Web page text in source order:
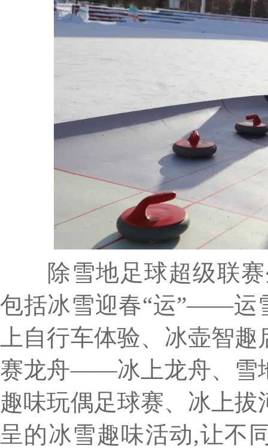
除雪地足球超级联赛
包括冰雪迎春“运”——运
上自行车体验、冰壶智
赛龙舟——冰上龙舟、雪
趣味玩偶足球赛、冰上
呈的冰雪趣味活动,让不